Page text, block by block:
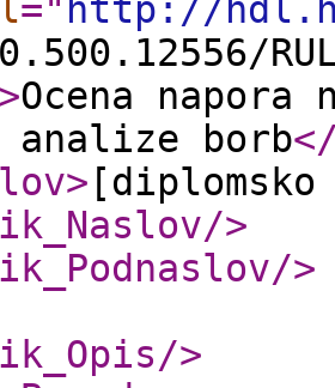
=" http://
>Ocena
analize borb
>
/>
/>
/>